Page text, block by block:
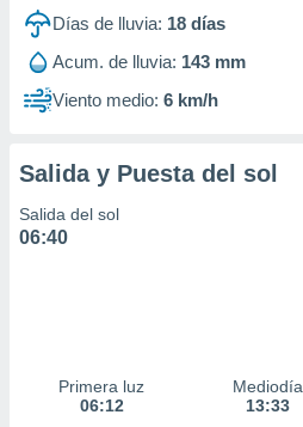
de
Días de lluvia: 18 días
Acum. de lluvia: 143 mm
Viento medio: 6 km/h
Salida y Puesta del sol
Salida del sol
06:40
Primera luz
06:12
Mediodía
13:33